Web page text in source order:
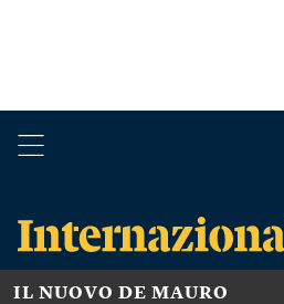
IL NUOVO DE MAURO